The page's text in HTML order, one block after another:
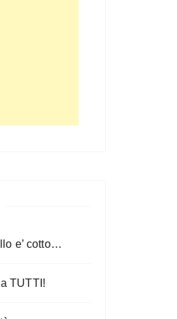
e’ cotto…
TUTTI!